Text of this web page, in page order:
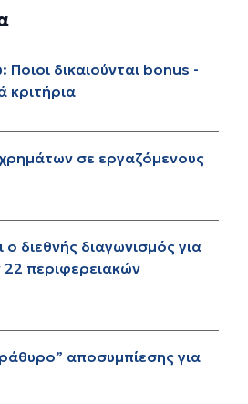
Ποιοι δικαιούνται bonus -
κριτήρια
σε εργαζόμενους
ο διεθνής διαγωνισμός για
22 περιφερειακών
αποσυμπίεσης για